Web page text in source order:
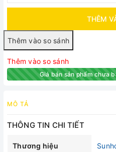
THÊM
Thêm vào so sánh
Giá bán sản phẩm chưa
MÔ TẢ
THÔNG TIN CHI TIẾT
Thương hiệu